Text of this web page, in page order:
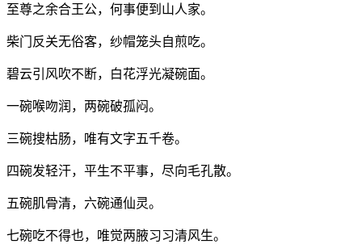
至尊之余合王公，何事便到山人家。
柴门反关无俗客，纱帽笼头自煎吃。
碧云引风吹不断，白花浮光凝碗面。
一碗喉吻润，两碗破孤闷。
三碗搜枯肠，唯有文字五千卷。
四碗发轻汗，平生不平事，尽向毛孔散。
五碗肌骨清，六碗通仙灵。
七碗吃不得也，唯觉两腋习习清风生。